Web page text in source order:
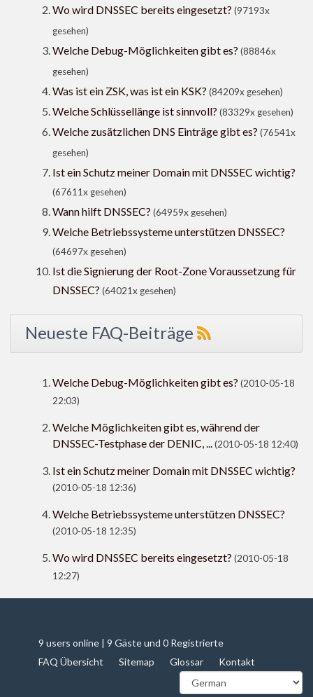
Wo wird DNSSEC bereits eingesetzt? (97193x
gesehen)
Welche Debug-Möglichkeiten gibt es? (88846x
gesehen)
Was ist ein ZSK, was ist ein KSK? (84209x gesehen)
Welche Schlüssellänge ist sinnvoll? (83329x gesehen)
Welche zusätzlichen DNS Einträge gibt es? (76541x
gesehen)
Ist ein Schutz meiner Domain mit DNSSEC wichtig?
(67611x gesehen)
Wann hilft DNSSEC? (64959x gesehen)
Welche Betriebssysteme unterstützen DNSSEC?
(64697x gesehen)
Ist die Signierung der Root-Zone Voraussetzung für
DNSSEC? (64021x gesehen)
Neueste FAQ-Beiträge
Welche Debug-Möglichkeiten gibt es? (2010-05-18
22:03)
Welche Möglichkeiten gibt es, während der
DNSSEC-Testphase der DENIC, ...(2010-05-18 12:40)
Ist ein Schutz meiner Domain mit DNSSEC wichtig?
(2010-05-18 12:36)
Welche Betriebssysteme unterstützen DNSSEC?
(2010-05-18 12:35)
Wo wird DNSSEC bereits eingesetzt? (2010-05-18
12:27)
9 users online | 9 Gäste und 0 Registrierte
FAQ Übersicht
Sitemap Glossar Kontakt